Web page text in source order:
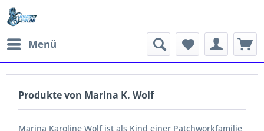
Menü
Produkte von Marina K. Wolf
Marina Karoline Wolf ist als Kind einer Patchworkfamilie